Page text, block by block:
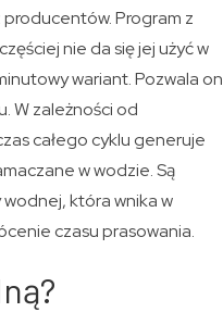
Program z
nie da się jej użyć w
wariant. Pozwala on
W zależności od
całego cyklu generuje
w wodzie. Są
która wnika w
czasu prasowania.